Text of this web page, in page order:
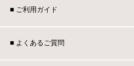
■ ご利用ガイド
■ よくあるご質問